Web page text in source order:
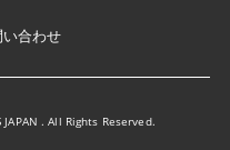
合わせ
JAPAN . All Rights Reserved.